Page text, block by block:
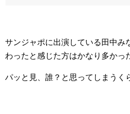
サンジャポに出演している田中み
わったと感じた方はかなり多かっ
パッと見、誰？と思ってしまうく